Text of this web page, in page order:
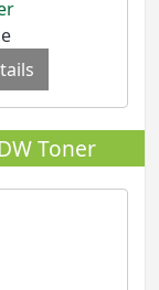
Toner